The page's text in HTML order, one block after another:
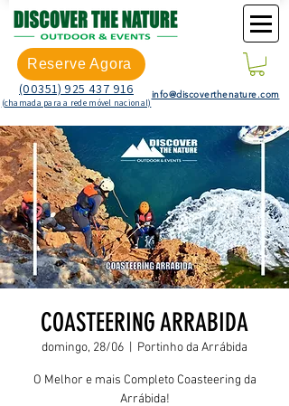
Reserve Agora
(00351) 925 437 916
(chamada para a rede móvel nacional)
info@discoverthenature.com
COASTEERING ARRABIDA
domingo, 28/06 Portinho da Arrábida
O Melhor e mais Completo Coasteering da
Arrábida!